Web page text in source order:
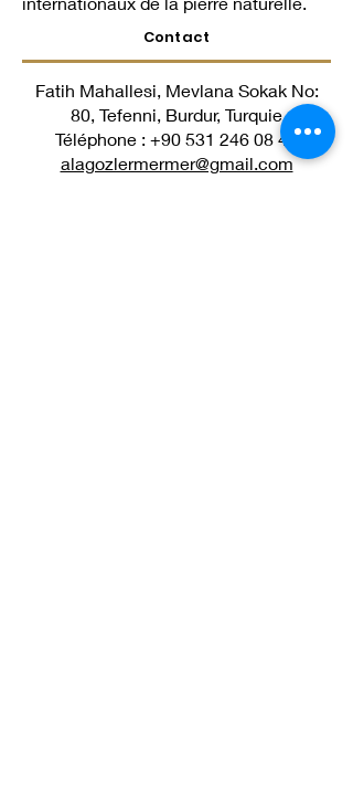
Contact
Fatih Mahallesi, Mevlana Sokak No:
80, Tefenni, Burdur, Turquie
Téléphone : +90 531 246 08 43
alagozlermermer@gmail.com